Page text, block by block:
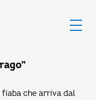
che arriva dal